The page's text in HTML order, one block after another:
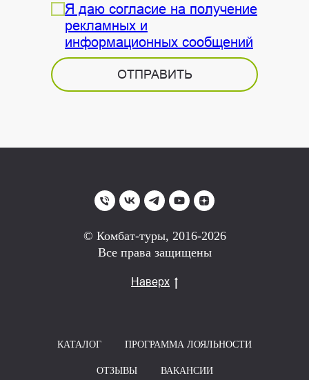
Я даю согласие на получение
рекламных и
информационных сообщений
ОТПРАВИТЬ
© Комбат-туры, 2016-2026
Все права защищены
Наверх
КАТАЛОГ ПРОГРАММА ЛОЯЛЬНОСТИ
ОТЗЫВЫ ВАКАНСИИ